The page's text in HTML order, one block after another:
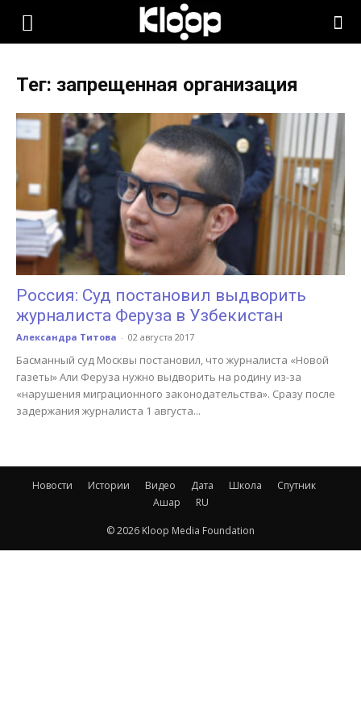
KLOOP.KG
Кыргызстана
Тег: запрещенная организация
Россия: Суд постановил выдворить
журналиста Феруза в Узбекистан
Александра Титова - 02 августа 2017
Басманный суд Москвы постановил, что журналиста «Новой
газеты» Али Феруза нужно выдворить на родину из-за
«нарушения миграционного законодательства». Сразу после
задержания журналиста 1 августа...
Новости Истории Видео Дата Школа
Спутник
Ашар
RU
© 2026 Kloop Media Foundation